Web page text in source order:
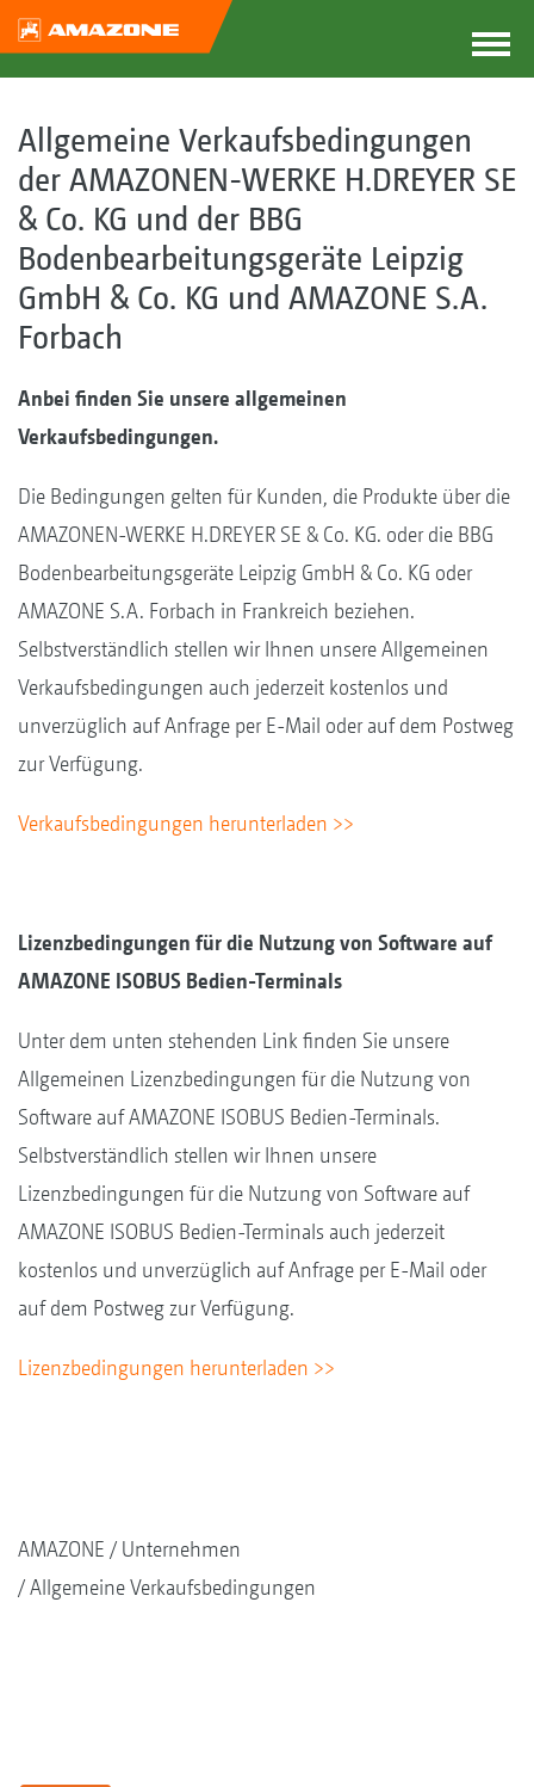
Allgemeine Verkaufsbedingungen
der AMAZONEN-WERKE H.DREYER SE
& Co. KG und der BBG
Bodenbearbeitungsgeräte Leipzig
GmbH & Co. KG und AMAZONE S.A.
Forbach
Anbei finden Sie unsere allgemeinen
Verkaufsbedingungen.
Die Bedingungen gelten für Kunden, die Produkte über die
AMAZONEN-WERKE H.DREYER SE & Co. KG. oder die BBG
Bodenbearbeitungsgeräte Leipzig GmbH & Co. KG oder
AMAZONE S.A. Forbach in Frankreich beziehen.
Selbstverständlich stellen wir Ihnen unsere Allgemeinen
Verkaufsbedingungen auch jederzeit kostenlos und
unverzüglich auf Anfrage per E-Mail oder auf dem Postweg
zur Verfügung.
Verkaufsbedingungen herunterladen >>
Lizenzbedingungen für die Nutzung von Software auf
AMAZONE ISOBUS Bedien-Terminals
Unter dem unten stehenden Link finden Sie unsere
Allgemeinen Lizenzbedingungen für die Nutzung von
Software auf AMAZONE ISOBUS Bedien-Terminals.
Selbstverständlich stellen wir Ihnen unsere
Lizenzbedingungen für die Nutzung von Software auf
AMAZONE ISOBUS Bedien-Terminals auch jederzeit
kostenlos und unverzüglich auf Anfrage per E-Mail oder
auf dem Postweg zur Verfügung.
Lizenzbedingungen herunterladen >>
AMAZONE
Unternehmen
Allgemeine Verkaufsbedingungen